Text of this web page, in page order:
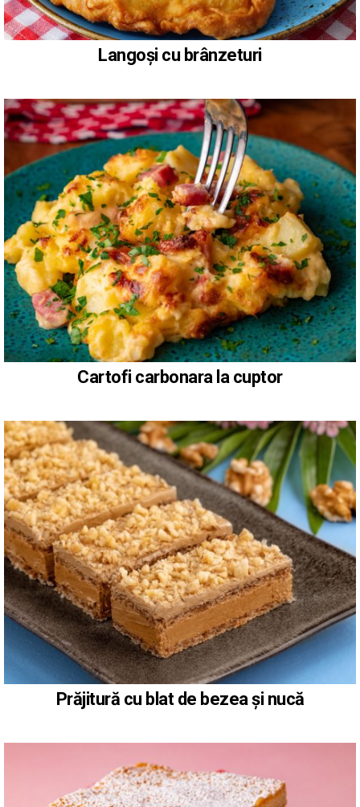
Langoși cu brânzeturi
Cartofi carbonara la cuptor
Prăjitură cu blat de bezea și nucă